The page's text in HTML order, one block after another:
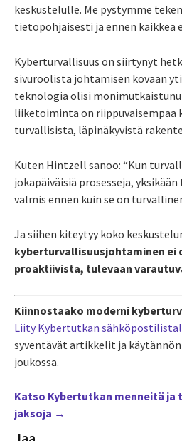
keskustelulle. Me pystymme
tietopohjaisesti ja ennen kaikkea
Kyberturvallisuus on siirtynyt
sivuroolista johtamisen kovaan
teknologia olisi
liiketoiminta on riippuvaisempaa
turvallisista, läpinäkyvistä
Kuten Hintzell sanoo: “Kun
jokapäiväisiä prosesseja,
valmis ennen kuin se on
Ja siihen kiteytyy koko
kyberturvallisuusjohtaminen ei
proaktiivista, tulevaan
Kiinnostaako moderni
Liity Kybertutkan
syventävät artikkelit ja
joukossa.
Katso Kybertutkan menneitä ja
jaksoja →